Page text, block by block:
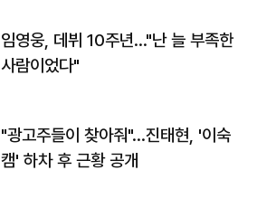
임영웅, 데뷔 10주년…"난 늘 부족한
사람이었다"
"광고주들이 찾아줘"…진태현, '이숙
캠' 하차 후 근황 공개